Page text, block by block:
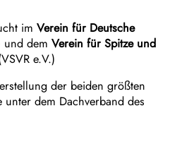
im Verein für Deutsche
und dem Verein für Spitze und
e.V.)
der beiden größten
unter dem Dachverband des